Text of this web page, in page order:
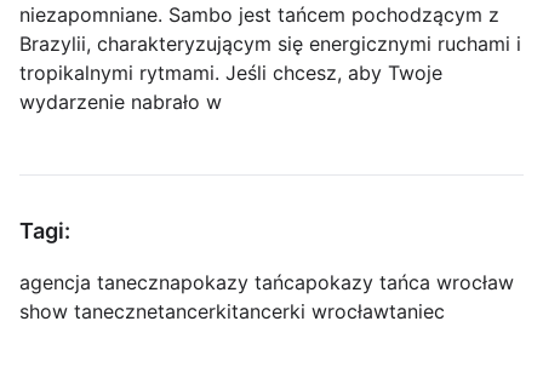
niezapomniane. Sambo jest tańcem pochodzącym z
Brazylii, charakteryzującym się energicznymi ruchami i
tropikalnymi rytmami. Jeśli chcesz, aby Twoje
wydarzenie nabrało w
Tagi:
agencja tanecznapokazy tańcapokazy tańca wrocław
show tanecznetancerkitancerki wrocławtaniec